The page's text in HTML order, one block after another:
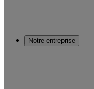
Notre entreprise